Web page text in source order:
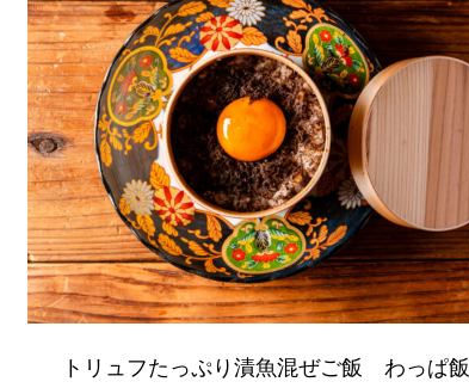
トリュフたっぷり漬魚混ぜご飯 わっぱ飯